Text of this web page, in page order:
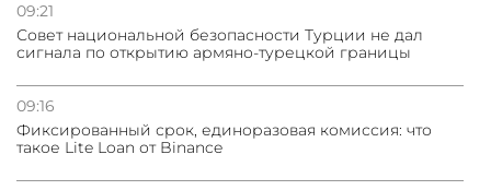
09:21
Совет национальной безопасности Турции не дал
сигнала по открытию армяно-турецкой границы
09:16
Фиксированный срок, единоразовая комиссия: что
такое Lite Loan от Binance